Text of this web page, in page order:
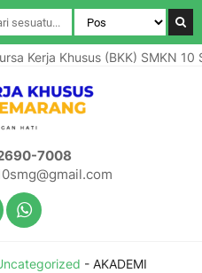
Khusus (BKK) SMKN 10
7008
- AKADEMI